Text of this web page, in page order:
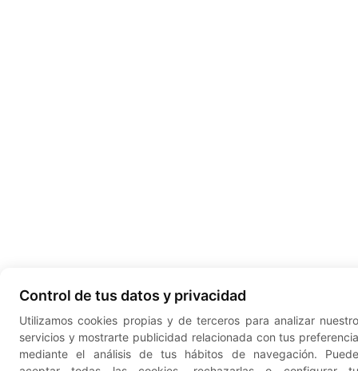
Control de tus datos y privacidad
Utilizamos cookies propias y de terceros para analizar
servicios y mostrarte publicidad relacionada con tus
mediante el análisis de tus hábitos de navegación.